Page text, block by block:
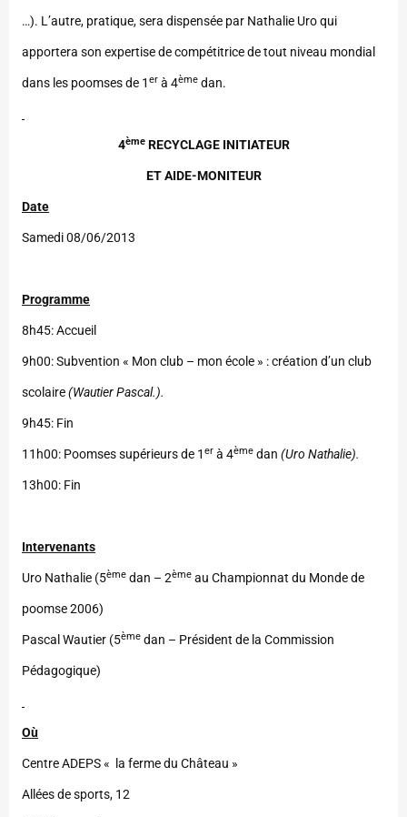
…). L’autre, pratique, sera dispensée par Nathalie Uro qui
apportera son expertise de compétitrice de tout niveau mondial
dans les poomses de 1 er à 4ème dan.
4èmeRECYCLAGE INITIATEUR
ET AIDE-MONITEUR
Date
Samedi 08/06/2013
Programme
8h45: Accueil
9h00: Subvention « Mon club – mon école » : création d’un club
scolaire(Wautier Pascal.).
9h45: Fin
11h00: Poomses supérieurs de 1 er à 4ème dan (Uro Nathalie).
13h00: Fin
Intervenants
Uro Nathalie (5ème dan – 2ème au Championnat du Monde de
poomse 2006)
Pascal Wautier (5ème dan – Président de la Commission
Pédagogique)
Où
Centre ADEPS « la ferme du Château »
Allées de sports, 12